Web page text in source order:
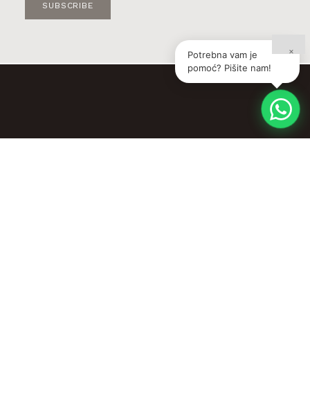
SUBSCRIBE
×
Potrebna vam je
pomoć? Pišite nam!